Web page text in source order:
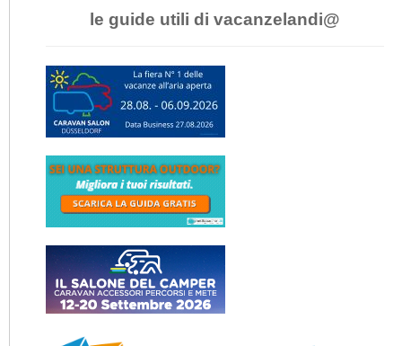
le guide utili di vacanzelandi@